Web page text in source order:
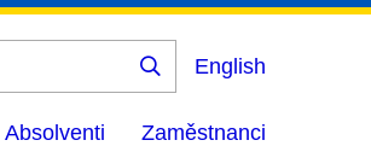
Vyhledat
English
Absolventi Zaměstnanci